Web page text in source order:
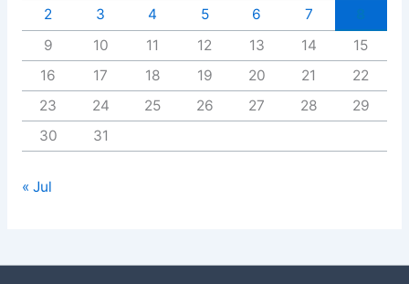
2
3 4 5 6 7
9
10 11 12 13 14
15
16
17 18 19 20 21
22
23
24 25 26 27 28
29
30
31
« Jul